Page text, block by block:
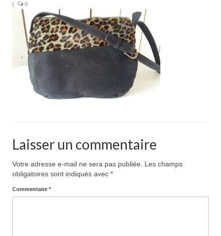
Commandes particulières
E-Boutique
Pour acheter
Contact
| 0
Laisser un commentaire
Votre adresse e-mail ne sera pas publiée.
Les champs
obligatoires sont indiqués avec *
Commentaire *